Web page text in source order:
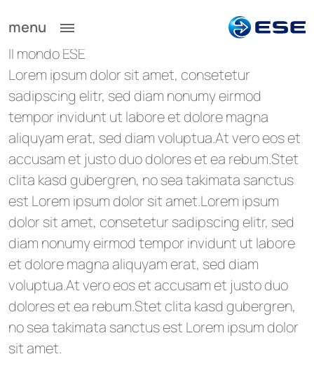
menu
Il mondo ESE
Lorem ipsum dolor sit amet, consetetur
sadipscing elitr, sed diam nonumy eirmod
tempor invidunt ut labore et dolore magna
aliquyam erat, sed diam voluptua.At vero eos et
accusam et justo duo dolores et ea rebum.Stet
clita kasd gubergren, no sea takimata sanctus
est Lorem ipsum dolor sit amet.Lorem ipsum
dolor sit amet, consetetur sadipscing elitr, sed
diam nonumy eirmod tempor invidunt ut labore
et dolore magna aliquyam erat, sed diam
voluptua.At vero eos et accusam et justo duo
dolores et ea rebum.Stet clita kasd gubergren,
no sea takimata sanctus est Lorem ipsum dolor
sit amet.